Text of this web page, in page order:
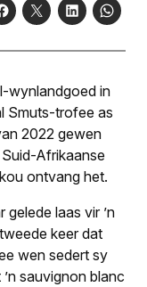
wynlandgoed in
Smuts-trofee as
2022 gewen
Afrikaanse
ontvang het.
laas vir ’n
keer dat
wen sedert sy
sauvignon blanc